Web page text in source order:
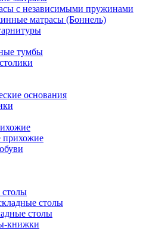
с независимыми пружинами
матрасы (Боннель)
тумбы
основания
столы
столы
книжки